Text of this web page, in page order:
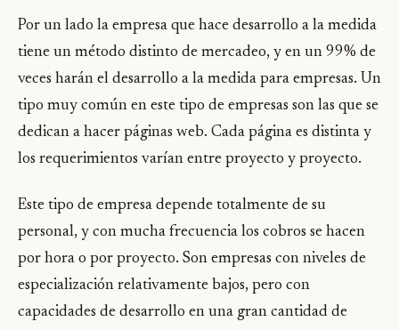
Por un lado la empresa que hace desarrollo a la medida
tiene un método distinto de mercadeo, y en un 99% de
veces harán el desarrollo a la medida para empresas. Un
tipo muy común en este tipo de empresas son las que se
dedican a hacer páginas web. Cada página es distinta y
los requerimientos varían entre proyecto y proyecto.
Este tipo de empresa depende totalmente de su
personal, y con mucha frecuencia los cobros se hacen
por hora o por proyecto. Son empresas con niveles de
especialización relativamente bajos, pero con
capacidades de desarrollo en una gran cantidad de